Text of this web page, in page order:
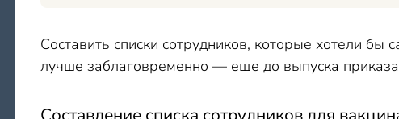
Составить списки сотрудников, которые хотели бы
лучше заблаговременно — еще до выпуска